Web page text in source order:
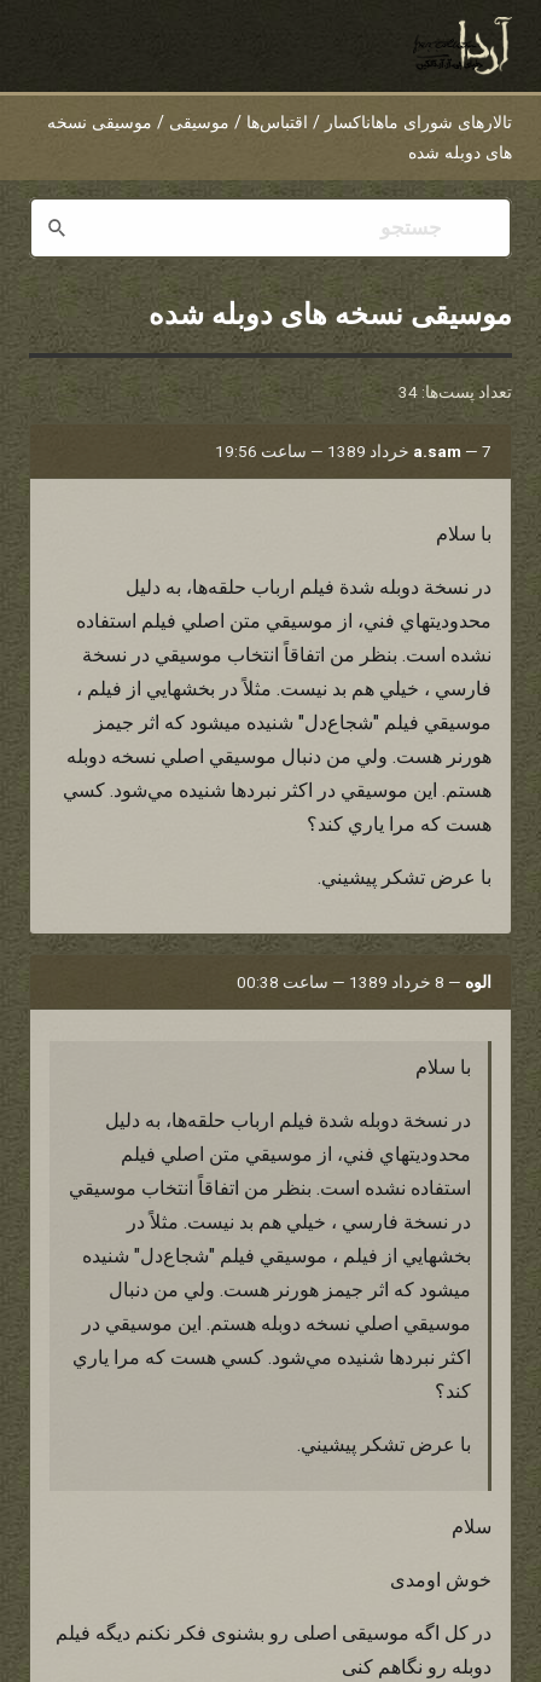
تالارهای شورای ماهاناکسار / اقتباس‌ها / موسیقی / موسیقی نسخه
های دوبله شده
موسیقی نسخه های دوبله شده
تعداد پست‌ها: 34
a.sam — 7 خرداد 1389 — ساعت 19:56
با سلام
در نسخة دوبله شدة فيلم ارباب حلقه‌ها، به دليل
محدوديتهاي فني، از موسيقي متن اصلي فيلم استفاده
نشده است. بنظر من اتفاقاً انتخاب موسيقي در نسخة
فارسي ، خيلي هم بد نيست. مثلاً در بخشهايي از فيلم ،
موسيقي فيلم "شجاع‌دل" شنيده ميشود كه اثر جيمز
هورنر هست. ولي من دنبال موسيقي اصلي نسخه دوبله
هستم. اين موسيقي در اكثر نبردها شنيده مي‌شود. كسي
هست كه مرا ياري كند؟
با عرض تشكر پيشيني.
الوه — 8 خرداد 1389 — ساعت 00:38
با سلام
در نسخة دوبله شدة فيلم ارباب حلقه‌ها، به دليل
محدوديتهاي فني، از موسيقي متن اصلي فيلم
استفاده نشده است. بنظر من اتفاقاً انتخاب موسيقي
در نسخة فارسي ، خيلي هم بد نيست. مثلاً در
بخشهايي از فيلم ، موسيقي فيلم "شجاع‌دل" شنيده
ميشود كه اثر جيمز هورنر هست. ولي من دنبال
موسيقي اصلي نسخه دوبله هستم. اين موسيقي در
اكثر نبردها شنيده مي‌شود. كسي هست كه مرا ياري
كند؟
با عرض تشكر پيشيني.
سلام
خوش اومدی
در کل اگه موسیقی اصلی رو بشنوی فکر نکنم دیگه فیلم
دوبله رو نگاهم کنی